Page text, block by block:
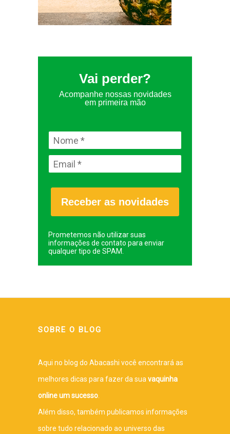
Vai perder?
Acompanhe nossas novidades
em primeira mão
Receber as novidades
Prometemos não utilizar suas
informações de contato para enviar
qualquer tipo de SPAM.
SOBRE O BLOG
Aqui no blog do Abacashi você encontrará as
melhores dicas para fazer da suavaquinha
online um sucesso.
Além disso, também publicamos informações
sobre tudo relacionado ao universo das